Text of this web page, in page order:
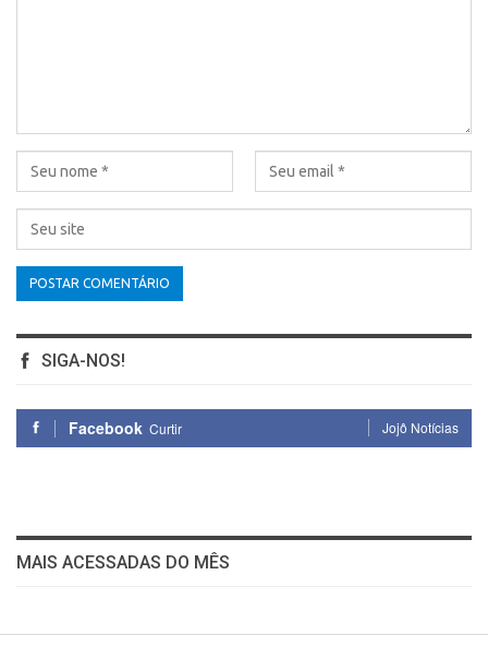
SIGA-NOS!
Facebook Curtir Jojô Notícias
MAIS ACESSADAS DO MÊS